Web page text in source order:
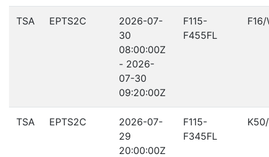
TSA EPTS2C
2026-07-
30
08:00:00Z
- 2026-
07-30
09:20:00Z
F115-
F455FL
F16/
TSA EPTS2C
2026-07-
29
20:00:00Z
F115-
F345FL